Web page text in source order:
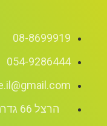
08-8699919
054-9286444
הרצל 66 גדרה - תחנה מרכזית אגד